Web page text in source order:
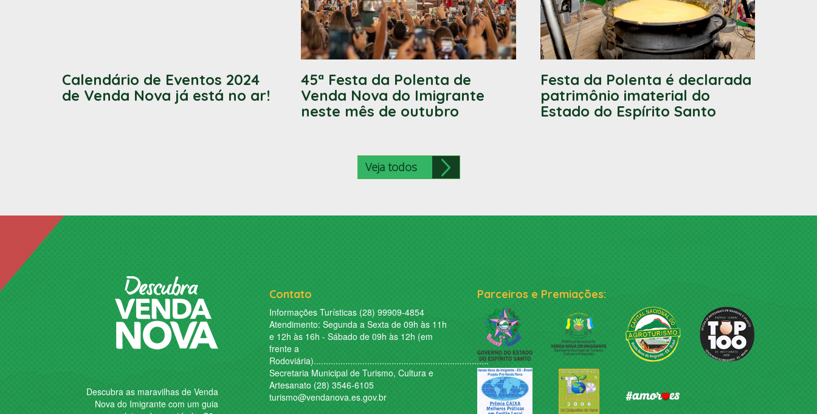
Calendário de Eventos 2024
de Venda Nova já está no ar!
45ª Festa da Polenta de
Venda Nova do Imigrante
neste mês de outubro
Festa da Polenta é declarada
patrimônio imaterial do
Estado do Espírito Santo
Veja todos
Descubra as maravilhas de Venda
Nova do Imigrante com um guia
Contato
Informações Turísticas (28) 99909-4854
Atendimento: Segunda a Sexta de 09h às 11h
e 12h às 16h - Sábado de 09h às 12h (em
frente a
Rodoviária)........................................................................
Secretaria Municipal de Turismo, Cultura e
Artesanato (28) 3546-6105
turismo@vendanova.es.gov.br
Parceiros e Premiações: